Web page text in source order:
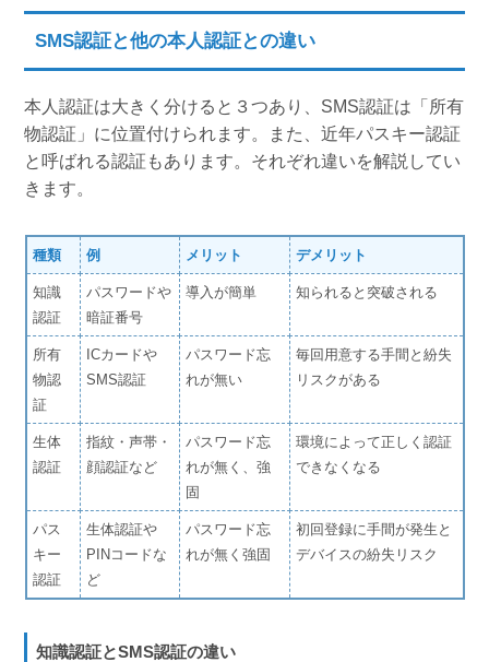
SMS認証と他の本人認証との違い
本人認証は大きく分けると３つあり、SMS認証は「所有
物認証」に位置付けられます。また、近年パスキー認証
と呼ばれる認証もあります。それぞれ違いを解説してい
きます。
種類 例 メリット デメリット
知識
認証
パスワードや
暗証番号
導入が簡単 知られると突破される
所有
物認
証
ICカードや
SMS認証
パスワード忘
れが無い
毎回用意する手間と紛失
リスクがある
生体
認証
指紋・声帯・
顔認証など
パスワード忘
れが無く、強
固
環境によって正しく認証
できなくなる
パス
キー
認証
生体認証や
PINコードな
ど
パスワード忘
れが無く強固
初回登録に手間が発生と
デバイスの紛失リスク
知識認証とSMS認証の違い